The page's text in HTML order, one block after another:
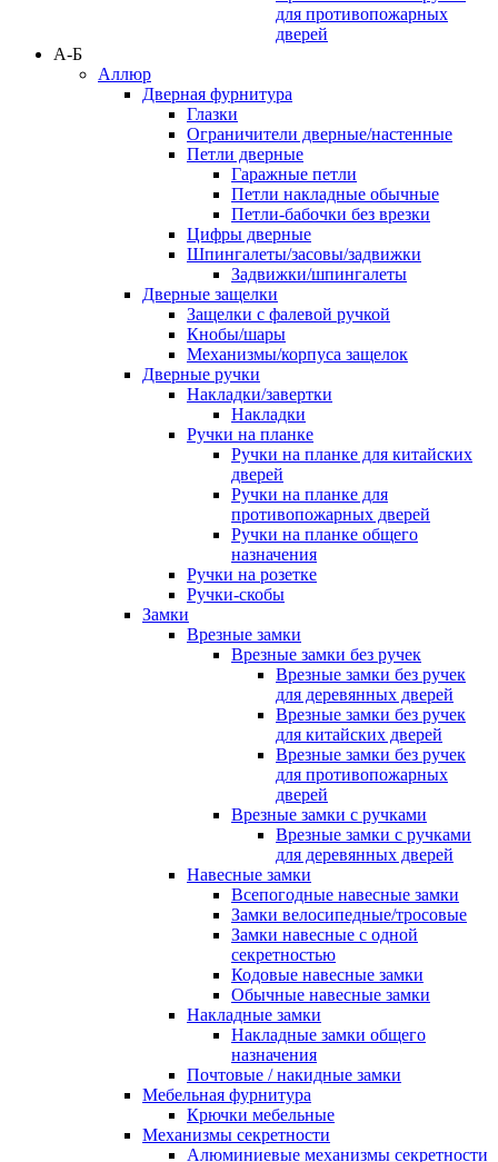
для противопожарных
дверей
А-Б
Аллюр
Дверная фурнитура
Глазки
Ограничители дверные/настенные
Петли дверные
Гаражные петли
Петли накладные обычные
Петли-бабочки без врезки
Цифры дверные
Шпингалеты/засовы/задвижки
Задвижки/шпингалеты
Дверные защелки
Защелки с фалевой ручкой
Кнобы/шары
Механизмы/корпуса защелок
Дверные ручки
Накладки/завертки
Накладки
Ручки на планке
Ручки на планке для китайских
дверей
Ручки на планке для
противопожарных дверей
Ручки на планке общего
назначения
Ручки на розетке
Ручки-скобы
Замки
Врезные замки
Врезные замки без ручек
Врезные замки без ручек
для деревянных дверей
Врезные замки без ручек
для китайских дверей
Врезные замки без ручек
для противопожарных
дверей
Врезные замки с ручками
Врезные замки с ручками
для деревянных дверей
Навесные замки
Всепогодные навесные замки
Замки велосипедные/тросовые
Замки навесные с одной
секретностью
Кодовые навесные замки
Обычные навесные замки
Накладные замки
Накладные замки общего
назначения
Почтовые / накидные замки
Мебельная фурнитура
Крючки мебельные
Механизмы секретности
Алюминиевые механизмы секретности